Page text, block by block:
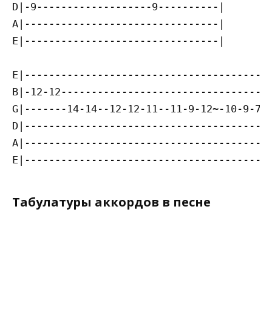
D|-9-------------------9----------|
A|--------------------------------|
E|--------------------------------|
B|-12-
G|-------14-14--12-12-11--11-9-12~-10-9-
Табулатуры аккордов в песне